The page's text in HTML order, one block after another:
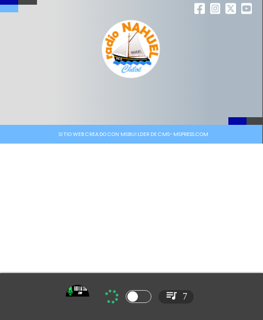
SITIO WEB CREADO CON MSBUILDER DE CMS-MSPRESS.COM
7